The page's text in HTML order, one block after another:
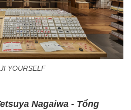
YOURSELF
Nagaiwa - Tổng